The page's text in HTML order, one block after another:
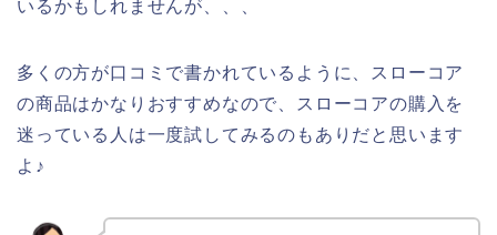
いるかもしれませんが、、、
多くの方が口コミで書かれているように、スローコア
の商品はかなりおすすめなので、スローコアの購入を
迷っている人は一度試してみるのもありだと思います
よ♪